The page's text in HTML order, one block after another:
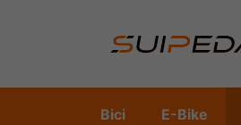
Bici E-Bike